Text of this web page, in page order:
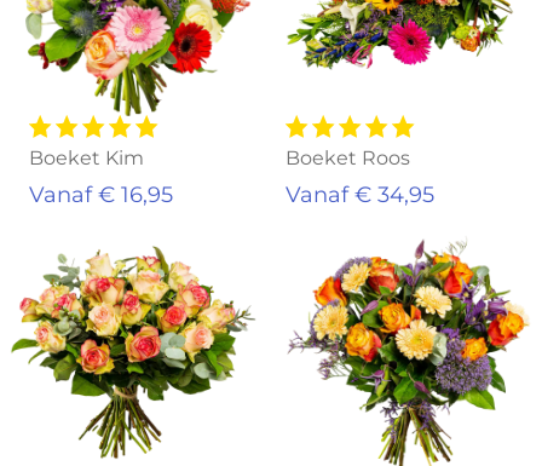
Boeket Kim
Vanaf € 16,95
Boeket Roos
Vanaf € 34,95